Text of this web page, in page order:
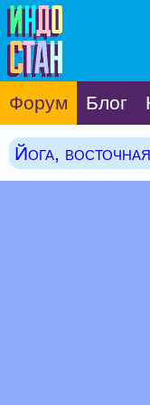
Форум Блог
Йога,